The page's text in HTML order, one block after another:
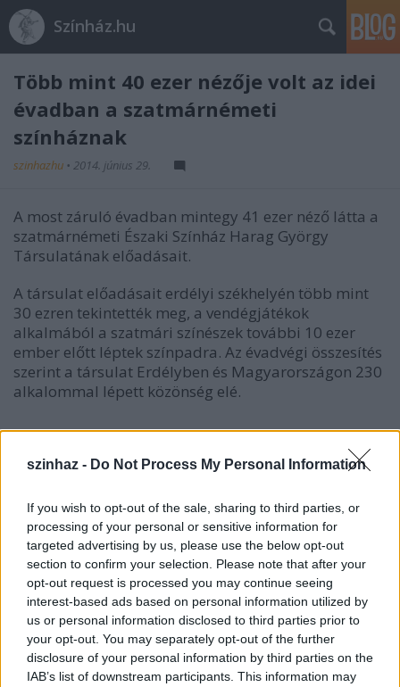
szinhaz - Do Not Process My Personal Information
If you wish to opt-out of the sale, sharing to third parties, or
processing of your personal or sensitive information for
targeted advertising by us, please use the below opt-out
section to confirm your selection. Please note that after your
opt-out request is processed you may continue seeing
interest-based ads based on personal information utilized by
us or personal information disclosed to third parties prior to
your opt-out. You may separately opt-out of the further
disclosure of your personal information by third parties on the
IAB’s list of downstream participants. This information may
Színház.hu
Több mint 40 ezer nézője volt az idei
évadban a szatmárnémeti
színháznak
szinhazhu • 2014. június 29.
A most záruló évadban mintegy 41 ezer néző látta a
szatmárnémeti Északi Színház Harag György
Társulatának előadásait.
A társulat előadásait erdélyi székhelyén több mint
30 ezren tekintették meg, a vendégjátékok
alkalmából a szatmári színészek további 10 ezer
ember előtt léptek színpadra. Az évadvégi összesítés
szerint a társulat Erdélyben és Magyarországon 230
alkalommal lépett közönség elé.